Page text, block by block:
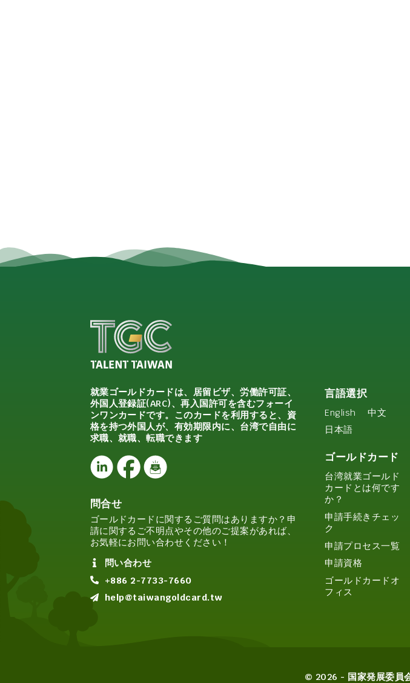
就業ゴールドカードは、居留ビザ、労働許可証、
外国人登録証(ARC)、再入国許可を含むフォーイ
ンワンカードです。このカードを利用すると、資
格を持つ外国人が、有効期限内に、台湾で自由に
求職、就職、転職できます
問合せ
ゴールドカードに関するご質問はありますか？申
請に関するご不明点やその他のご提案があれば、
お気軽にお問い合わせください！
問い合わせ
+886 2-7733-7660
help@taiwangoldcard.tw
言語選択
English
中文
日本語
ゴールドカード
台湾就業ゴールド
カードとは何です
か？
申請手続きチェッ
ク
申請プロセス一覧
申請資格
ゴールドカードオ
フィス
© 2026 - 国家発展委